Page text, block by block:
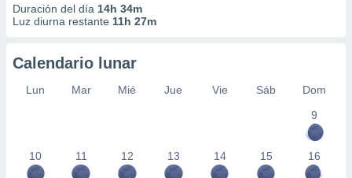
Duración del día 14h 34m
Luz diurna restante 11h 27m
Calendario lunar
Lun Mar Mié Jue Vie Sáb
Dom
9
10 11 12 13 14 15 16